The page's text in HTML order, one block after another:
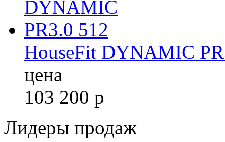
HouseFit DYNAMIC
цена
103 200 р
Лидеры продаж